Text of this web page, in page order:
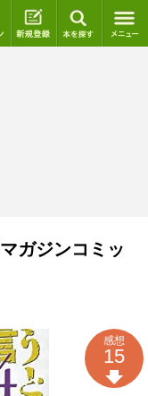
ログイン 新規登録
ガジンコミッ
感想
15